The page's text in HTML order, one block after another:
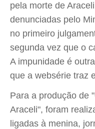
pela morte de
denunciadas pelo
no primeiro
segunda vez que o
A impunidade é
que a websérie traz
Para a produção de
Araceli", foram
ligadas à menina,